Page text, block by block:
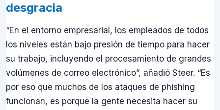
desgracia
“En el entorno empresarial, los empleados de todos
los niveles están bajo presión de tiempo para hacer
su trabajo, incluyendo el procesamiento de grandes
volúmenes de correo electrónico”, añadió Steer. “Es
por eso que muchos de los ataques de phishing
funcionan, es porque la gente necesita hacer su